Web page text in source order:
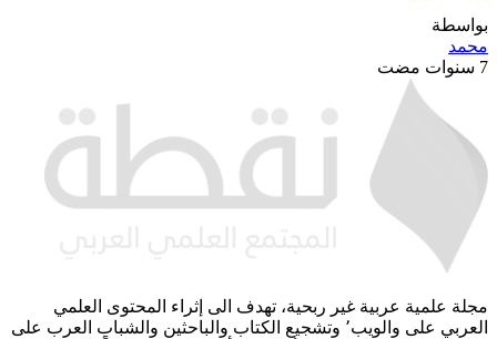
بواسطة
محمد
7 سنوات مضت
مجلة علمية عربية غير ربحية، تهدف الى إثراء المحتوى العلمي
العربي على والويب٬ وتشجيع الكتاب والباحثين والشباب العرب على